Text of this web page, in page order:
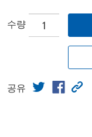
수량
공유